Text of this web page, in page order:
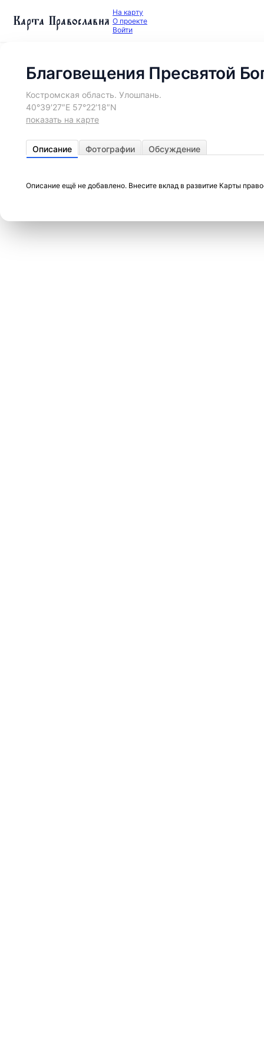
Карта Православия На карту
О проекте
Войти
Благовещения Пресвятой
Костромская область. Улошпань.
40°39′27″E 57°22′18″N
показать на карте
Описание Фотографии Обсуждение
Описание ещё не добавлено. Внесите вклад в развитие Карты